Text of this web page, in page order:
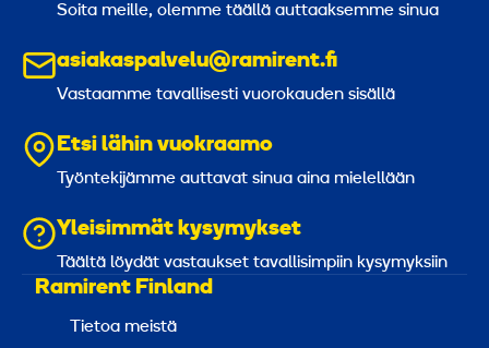
Soita meille, olemme täällä auttaaksemme sinua
asiakaspalvelu@ramirent.fi
Vastaamme tavallisesti vuorokauden sisällä
Etsi lähin vuokraamo
Työntekijämme auttavat sinua aina mielellään
Yleisimmät kysymykset
Täältä löydät vastaukset tavallisimpiin kysymyksiin
Ramirent Finland
Tietoa meistä